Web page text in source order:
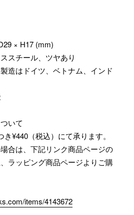
× H17 (mm)
チール、ツヤあり
はドイツ、ベトナム、インド
いて
¥440（税込）にて承ります。
合は、下記リンク商品ページの
ラッピング商品ページよりご購
items/4143672